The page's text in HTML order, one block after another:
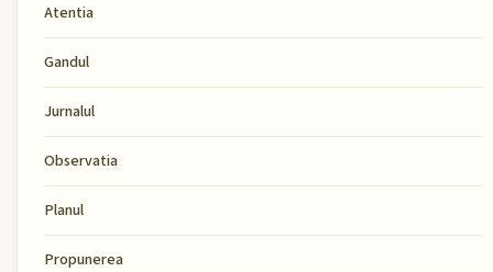
Atentia
Gandul
Jurnalul
Observatia
Planul
Propunerea